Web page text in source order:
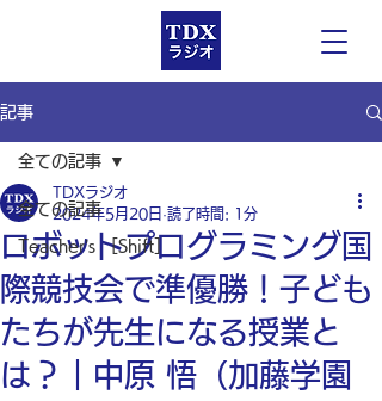
記事
全ての記事
Teacher’s ［Shift］
全ての記事
ロボットプログラミング国
際競技会で準優勝！子ども
たちが先生になる授業と
は？｜中原 悟（加藤学園
TDXラジオ
2024年5月20日 読了時間: 1分